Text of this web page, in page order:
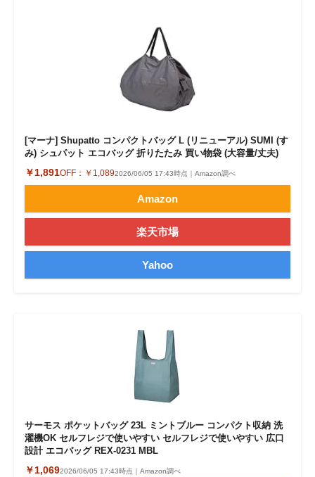
[マーナ] Shupatto コンパクトバッグ L (リニューアル) SUMI (す
み) シュパット エコバッグ 折りたたみ 買い物袋 (大容量/丈夫)
￥1,891OFF： ￥1,0892026/06/05 17:43時点｜Amazon調べ
Amazon
楽天市場
Yahoo
サーモス ポケットバッグ 23L ミントブルー コンパクト収納 洗
濯機OK セルフレジで使いやすい セルフレジで使いやすい 広口
設計 エコバッグ REX-0231 MBL
￥1,0692026/06/05 17:43時点｜Amazon調べ